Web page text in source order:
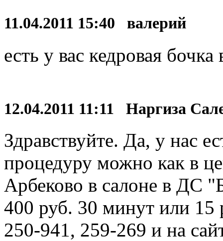
11.04.2011 15:40 валерий
есть у вас кедровая бочка
12.04.2011 11:11 Наргиза
Здравствуйте. Да, у нас
процедуру можно как в
Арбеково в салоне в ДС
400 руб. 30 минут или
250-941, 259-269 и на